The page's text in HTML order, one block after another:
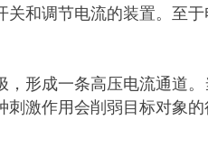
和调节电流的装置。至
形成一条高压电流通道。
激作用会削弱目标对象